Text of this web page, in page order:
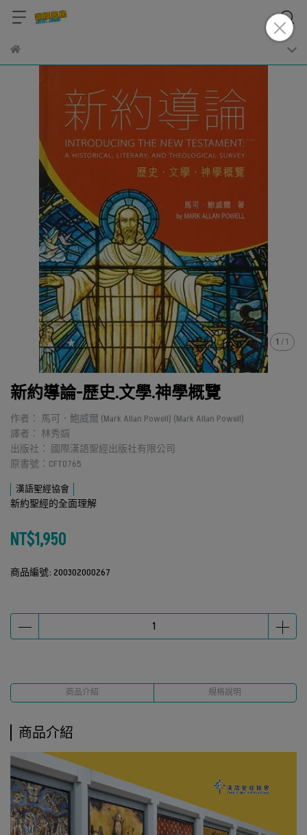
1 /1
新約導論-歷史.文學.神學概覽
作者： 馬可．鮑威爾 (Mark Allan Powell) (Mark Allan Powell)
譯者： 林秀娟
出版社： 國際漢語聖經出版社有限公司
原書號：CFT0765
漢語聖經協會
新約聖經的全面理解
NT$1,950
商品編號: 200302000267
商品介紹 規格說明
商品介紹